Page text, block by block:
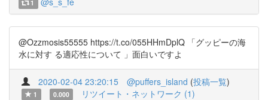
1
@Ozzmosis55555 https://t.co/055HHmDplQ 「グッピーの海
水に対す る適応性について 」面白いですよ
2020-02-04 23:20:15 @puffers_island (投稿一覧)
1 0.000 リツイート・ネットワーク (1)